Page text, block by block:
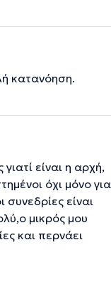
κατανόηση.
είναι η αρχή,
όχι μόνο για
συνεδρίες είναι
μικρός μου
και περνάει